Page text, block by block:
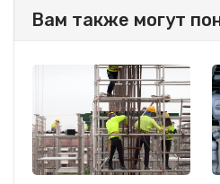
Вам также могут